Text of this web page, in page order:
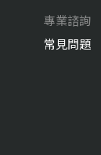
專業諮詢
常見問題